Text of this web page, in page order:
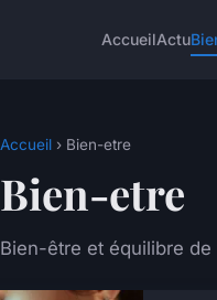
AccueilActu
Accueil › Bien-etre
Bien-etre
Bien-être et équilibre de